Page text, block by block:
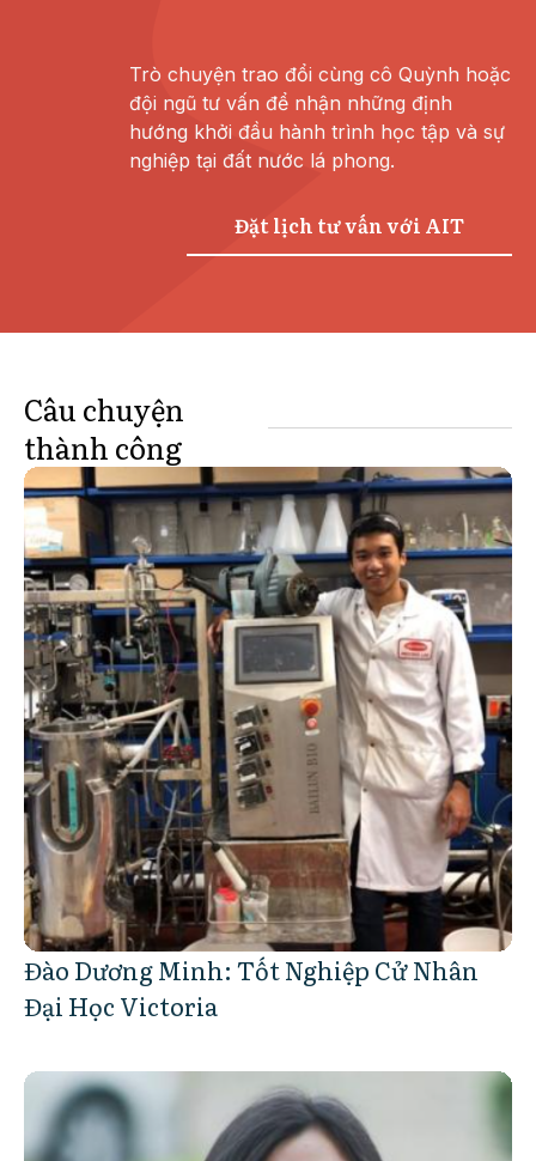
Trò chuyện trao đổi cùng cô Quỳnh hoặc
đội ngũ tư vấn để nhận những định
hướng khởi đầu hành trình học tập và sự
nghiệp tại đất nước lá phong.
Đặt lịch tư vấn với AIT
Câu chuyện
thành công
Đào Dương Minh: Tốt Nghiệp Cử Nhân
Đại Học Victoria